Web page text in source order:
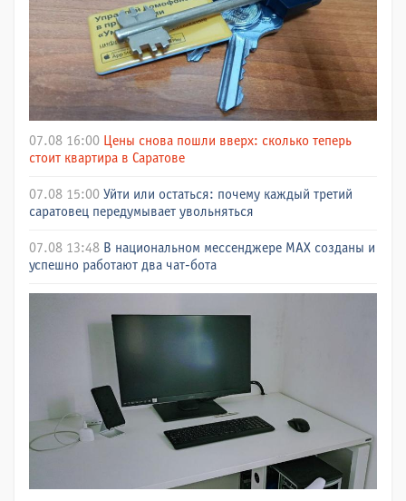
07.08 16:00 Цены снова пошли вверх: сколько теперь
стоит квартира в Саратове
07.08 15:00 Уйти или остаться: почему каждый третий
саратовец передумывает увольняться
07.08 13:48 В национальном мессенджере МАХ созданы и
успешно работают два чат-бота